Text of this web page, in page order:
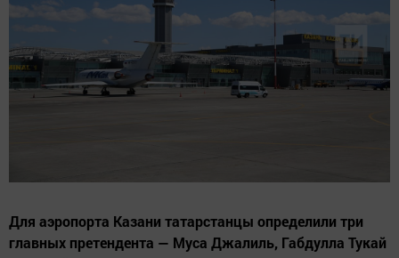
Для аэропорта Казани татарстанцы определили три
главных претендента — Муса Джалиль, Габдулла Тукай